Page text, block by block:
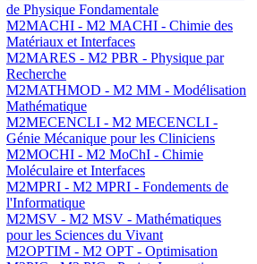
de Physique Fondamentale
M2MACHI - M2 MACHI - Chimie des
Matériaux et Interfaces
M2MARES - M2 PBR - Physique par
Recherche
M2MATHMOD - M2 MM - Modélisation
Mathématique
M2MECENCLI - M2 MECENCLI -
Génie Mécanique pour les Cliniciens
M2MOCHI - M2 MoChI - Chimie
Moléculaire et Interfaces
M2MPRI - M2 MPRI - Fondements de
l'Informatique
M2MSV - M2 MSV - Mathématiques
pour les Sciences du Vivant
M2OPTIM - M2 OPT - Optimisation